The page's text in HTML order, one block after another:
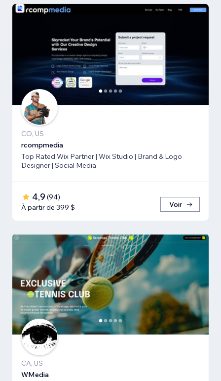
CO, US
rcompmedia
Top Rated Wix Partner | Wix Studio | Brand & Logo
Designer | Social Media
4,9 (94)
À partir de 399 $
Voir
CA, US
WMedia